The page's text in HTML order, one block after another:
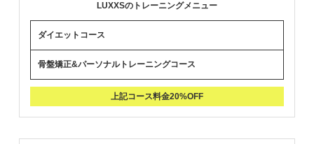
LUXXSのトレーニングメニュー
ダイエットコース
骨盤矯正&パーソナルトレーニングコース
上記コース料金20%OFF